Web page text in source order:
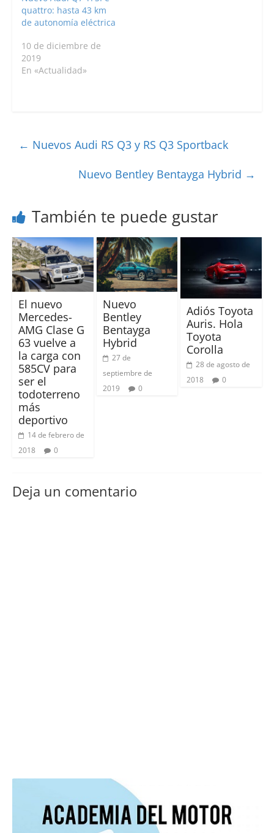
quattro: hasta 43 km
de autonomía eléctrica
10 de diciembre de
2019
En «Actualidad»
← Nuevos Audi RS Q3 y RS Q3 Sportback
Nuevo Bentley Bentayga Hybrid →
También te puede gustar
El nuevo
Mercedes-
AMG Clase G
63 vuelve a
la carga con
585CV para
ser el
todoterreno
más
deportivo
14 de febrero de
2018
0
Nuevo
Bentley
Bentayga
Hybrid
27 de
septiembre de
2019
0
Adiós Toyota
Auris. Hola
Toyota
Corolla
28 de agosto de
2018
0
Deja un comentario